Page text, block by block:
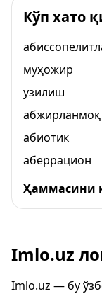
Кўп хато
муҳожир
узилиш
абжирланмоқ
абиотик
аберрацион
Ҳаммасини
Imlo.uz
Imlo.uz — бу